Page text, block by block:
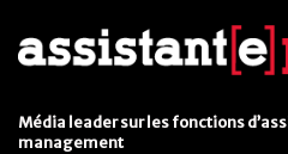
Média leader sur les fonctions
management